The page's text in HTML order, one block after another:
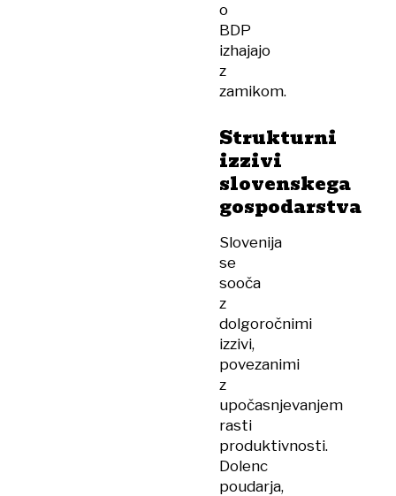
o
BDP
izhajajo
z
zamikom.
Strukturni
izzivi
slovenskega
gospodarstva
Slovenija
se
sooča
z
dolgoročnimi
izzivi,
povezanimi
z
upočasnjevanjem
rasti
produktivnosti.
Dolenc
poudarja,